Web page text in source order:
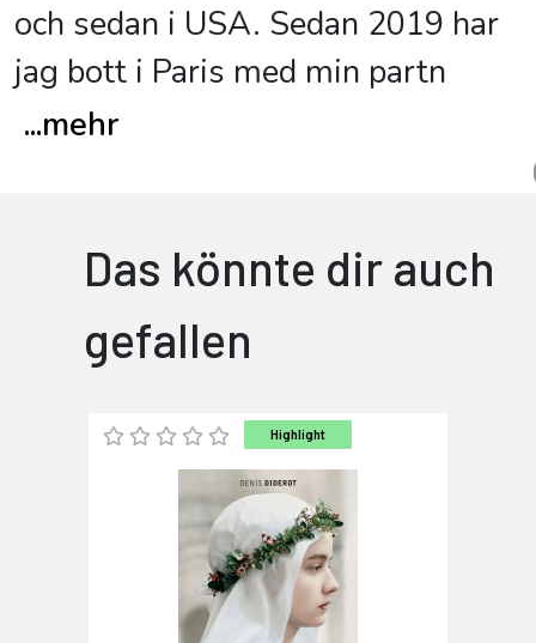
och sedan i USA. Sedan 2019 har
jag bott i Paris med min partn
...mehr
Das könnte dir auch
gefallen
Highlight